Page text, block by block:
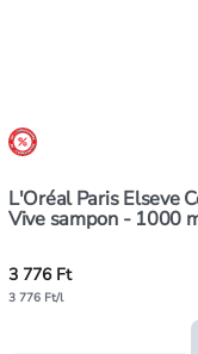
árréscsökkentés
L'Oréal Paris Elseve
Vive sampon - 1000
3 776 Ft
3 776 Ft/l